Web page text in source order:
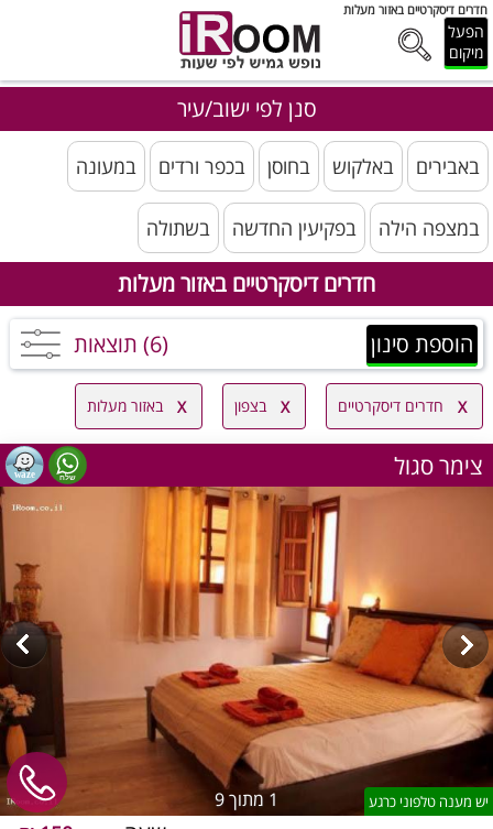
חדרים דיסקרטיים באזור מעלות
הפעל
מיקום
סנן לפי ישוב/עיר
באבירים באלקוש בחוסן בכפר ורדים במעונה
במצפה הילה בפקיעין החדשה בשתולה
חדרים דיסקרטיים באזור מעלות
הוספת סינון (6) תוצאות
חדרים דיסקרטיים בצפון באזור מעלות
צימר סגול
1 מתוך 9 יש מענה טלפוני כרגע